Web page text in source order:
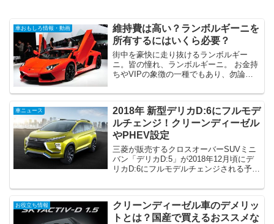
車おもしろ情報・動画
維持費は高い？ランボルギーニを
所有するにはいくら必要？
街中を豪快に走り抜けるランボルギー
ニ。皆の憧れ、ランボルギーニ。 お金持
ちやVIPの象徴の一種でもあり、勿論高
ツカーでさえ維持費はかかります。てこ
有するにはいくらか...
車ニュース
2018年 新型デリカD:6にフルモデ
ルチェンジ！クリーンディーゼル
やPHEV設定
三菱が販売するクロスオーバーSUVミニ
バン「デリカD:5」が2018年12月頃にデ
リカD:6にフルモデルチェンジされる予定
オフロード走行が可能なのでアウトドア
には大活躍！ そんなデリカも2017年で発
売...
お役立ち情報
クリーンディーゼル車のデメリッ
トとは？国産で買えるおススメな